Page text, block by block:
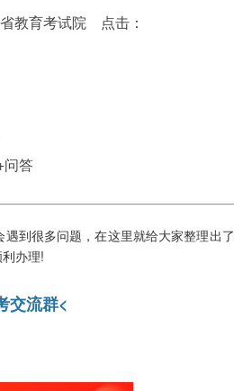
教育考试院 点击：
问答
到很多问题，在这里就给大家整理出了
办理!
交流群<